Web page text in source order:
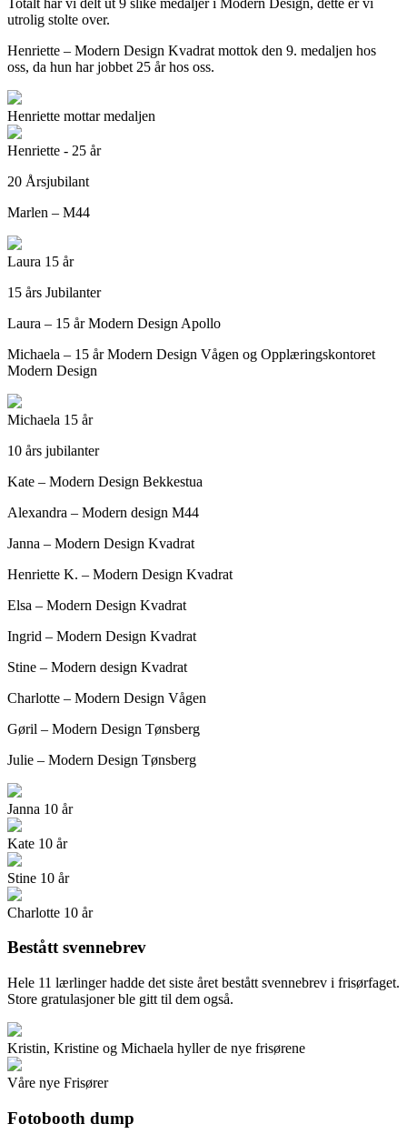
utrolig stolte over.
Henriette – Modern Design Kvadrat mottok den 9. medaljen hos
oss, da hun har jobbet 25 år hos oss.
Henriette mottar medaljen
Henriette - 25 år
20 Årsjubilant
Marlen – M44
Laura 15 år
15 års Jubilanter
Laura – 15 år Modern Design Apollo
Michaela – 15 år Modern Design Vågen og Opplæringskontoret
Modern Design
Michaela 15 år
10 års jubilanter
Kate – Modern Design Bekkestua
Alexandra – Modern design M44
Janna – Modern Design Kvadrat
Henriette K. – Modern Design Kvadrat
Elsa – Modern Design Kvadrat
Ingrid – Modern Design Kvadrat
Stine – Modern design Kvadrat
Charlotte – Modern Design Vågen
Gøril – Modern Design Tønsberg
Julie – Modern Design Tønsberg
Janna 10 år
Kate 10 år
Stine 10 år
Charlotte 10 år
Bestått svennebrev
Hele 11 lærlinger hadde det siste året bestått svennebrev i frisørfaget.
Store gratulasjoner ble gitt til dem også.
Kristin, Kristine og Michaela hyller de nye frisørene
Våre nye Frisører
Fotobooth dump